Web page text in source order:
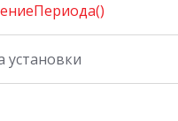
установки